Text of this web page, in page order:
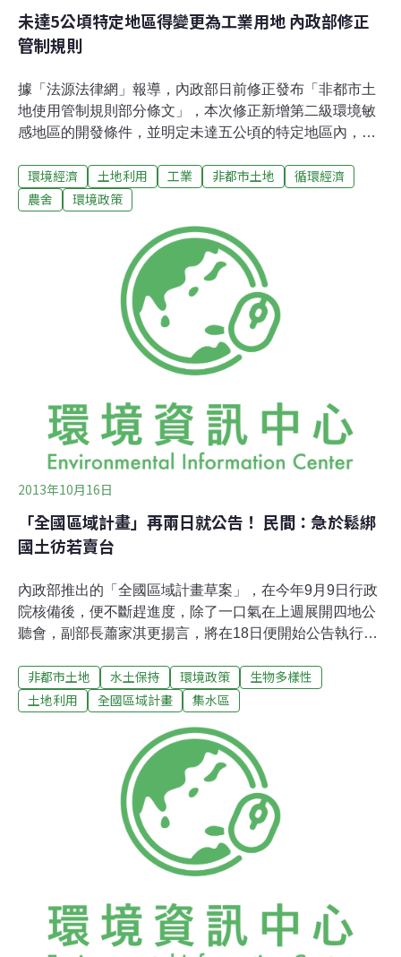
未達5公頃特定地區得變更為工業用地 內政部修正
管制規則
據「法源法律網」報導，內政部日前修正發布「非都市土
地使用管制規則部分條文」，本次修正新增第二級環境敏
感地區的開發條件，並明定未達五公頃的特定地區內，已
且符合一定條件下，可以變更土地為工業用地。內政部指
出，由於區域計畫法施行細則第11條、第13條規定新增海
併納入條文內容規範。另為配合政府輔導未登記工廠合法
經營方案的推動，新修非都市土地使用管制規則第31條之
1第1項明定位於依工廠管理輔導法第33條第3項公告未達
五公頃的特定地區內已補辦臨時工廠登記的低污染事業興
辦產業人，經取得中央工業主管機關核准的整體規劃興辦
事業計畫文件者，得於特定農業區以外之土地申請變更編
定為丁種建築用地及適當使用地。藉此在兼顧環保及產業
化問題。
環境經濟 土地利用 工業 非都市土地
循環經濟
農舍
環境政策
2013年10月16日
「全國區域計畫」再兩日就公告！ 民間：急於鬆綁
國土彷若賣台
內政部推出的「全國區域計畫草案」，在今年9月9日行政
院核備後，便不斷趕進度，除了一口氣在上週展開四地公
聽會，副部長蕭家淇更揚言，將在18日便開始公告執行。
區與活動斷層帶等地段的開發，他們擔憂將淪為對原有的
開發限制大鬆綁，陸續召開記者會奔走，不斷提出爭議未
內政部要求作政策環評，這兩點要求。他們擔心否則倉促
上路後要再修改，後果將不堪設想。在中部、東部的公聽
會中，當地民眾分別重視農地安全與核廢料與海岸開發問
題，但民間團體與內政部官員對話無交集，討論更爆發火
氣。16日上午，民間團體再前往環保署，演出行動劇「內
政部毀壞山河，環保署來救國」，強調環保署應該「硬起
來」，站穩環境保護與良知的立場。台灣護樹團體聯盟代
貿協議如出一轍，偷偷摸摸的火速進行，都不希望
非都市土地 水土保持 環境政策
生物多樣性
土地利用
全國區域計畫 集水區